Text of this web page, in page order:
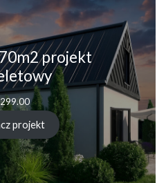
projekt
299.00
projekt